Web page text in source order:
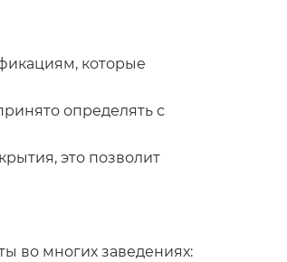
которые
определять с
это позволит
во многих заведениях: